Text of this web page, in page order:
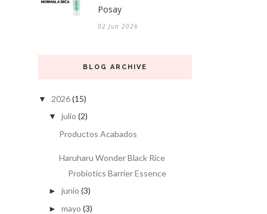
Posay
02 Jun 2026
BLOG ARCHIVE
▼ 2026(15)
▼ julio (2)
Productos Acabados
Haruharu Wonder Black Rice
Probiotics Barrier Essence
► junio (3)
► mayo (3)